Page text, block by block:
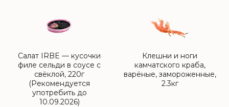
Салат IRBE — кусочки
филе сельди в соусе с
свёклой, 220г
(Рекомендуется
употребить до
10.09.2026)
Клешни и ноги
камчатского краба,
варёные, замороженные,
2.3кг